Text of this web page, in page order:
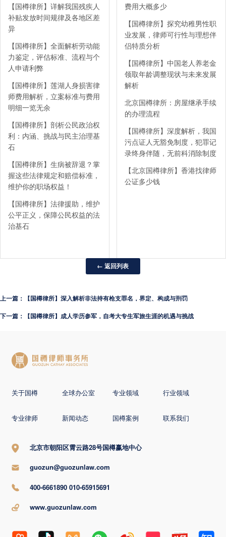
【国樽律所】详解我国残疾人
补贴发放时间规律及各地区差
异
【国樽律所】全面解析劳动能
力鉴定，评估标准、流程与个
人申请利弊
【国樽律所】莲湖人身损害律
师费用解析，立案标准与费用
明细一览无余
【国樽律所】剖析公民政治权
利：内涵、挑战与民主治理基
石
【国樽律所】生病被辞退？掌
握这些法律规定和赔偿标准，
维护你的职场权益！
【国樽律所】法律援助，维护
公平正义，保障公民权益的法
治基石
费用大概多少
【国樽律所】探究幼稚男性职
业发展，律师可行性与理想伴
侣特质分析
【国樽律所】中国老人养老金
领取年龄调整现状与未来发展
解析
北京国樽律所：房屋继承手续
的办理流程
【国樽律所】深度解析，我国
污点证人无豁免制度，犯罪记
录终身伴随，无前科消除制度
【北京国樽律所】香港找律师
公证多少钱
← 返回列表
上一篇：【国樽律所】深入解析非法持有枪支罪名，界定、构成与刑罚
下一篇：【国樽律所】成人学历参军，自考大专生军旅生涯的机遇与挑战
关于国樽 全球办公室 专业领域 行业领域
专业律师 新闻动态 国樽案例 联系我们
北京市朝阳区霄云路28号国樽赢地中心
guozun@guozunlaw.com
400-6661890 010-65915691
www.guozunlaw.com